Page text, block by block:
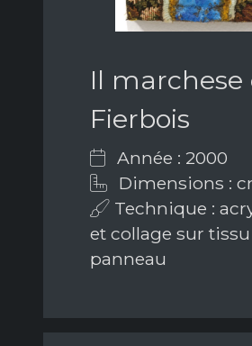
Il marchese
Fierbois
Année : 2000
Dimensions :
Technique :
et collage sur
panneau